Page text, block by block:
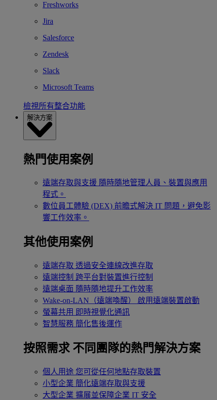
Freshworks
Jira
Salesforce
Zendesk
Slack
Microsoft Teams
檢視所有整合功能
解決方案
熱門使用案例
遠端存取與支援 隨時隨地管理人員、裝置與應用
程式。
數位員工體驗 (DEX) 前瞻式解決 IT 問題，避免影
響工作效率。
其他使用案例
遠端存取 透過安全連線改進存取
遠端控制 跨平台對裝置進行控制
遠端桌面 隨時隨地提升工作效率
Wake-on-LAN（遠端喚醒）
啟用遠端裝置啟動
螢幕共用 即時視覺化通訊
智慧服務 簡化售後運作
按照需求 不同團隊的熱門解決方案
個人用途 您可從任何地點存取裝置
小型企業 簡化遠端存取與支援
大型企業 擴展並保障企業 IT 安全